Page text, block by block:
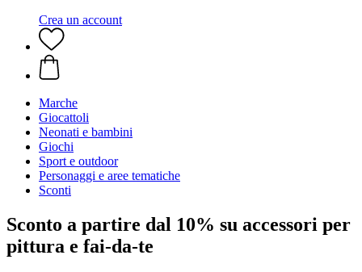
Crea un account
Marche
Giocattoli
Neonati e bambini
Giochi
Sport e outdoor
Personaggi e aree tematiche
Sconti
Sconto a partire dal 10% su accessori per
pittura e fai-da-te